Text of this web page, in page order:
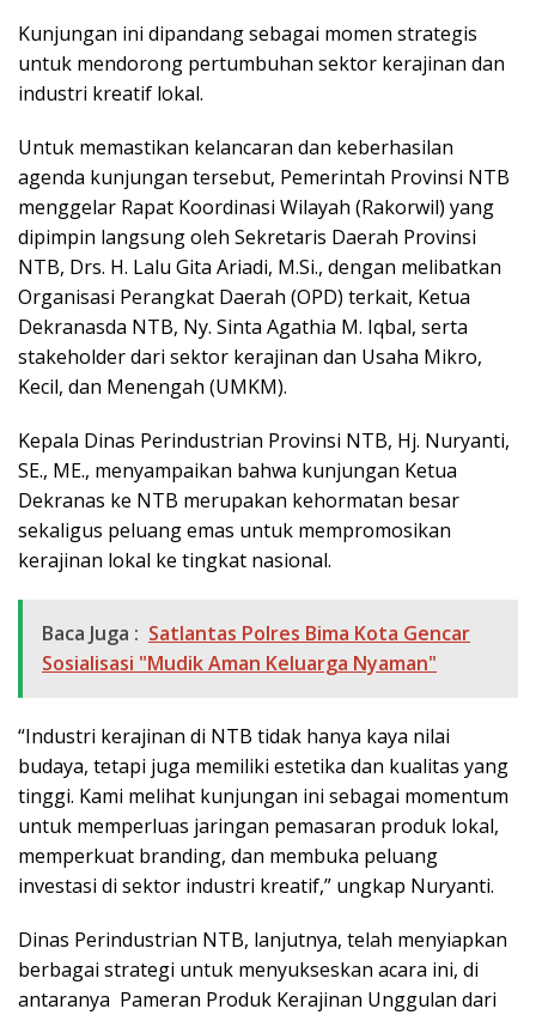
Kunjungan ini dipandang sebagai momen strategis
untuk mendorong pertumbuhan sektor kerajinan dan
industri kreatif lokal.
Untuk memastikan kelancaran dan keberhasilan
agenda kunjungan tersebut, Pemerintah Provinsi NTB
menggelar Rapat Koordinasi Wilayah (Rakorwil) yang
dipimpin langsung oleh Sekretaris Daerah Provinsi
NTB, Drs. H. Lalu Gita Ariadi, M.Si., dengan melibatkan
Organisasi Perangkat Daerah (OPD) terkait, Ketua
Dekranasda NTB, Ny. Sinta Agathia M. Iqbal, serta
stakeholder dari sektor kerajinan dan Usaha Mikro,
Kecil, dan Menengah (UMKM).
Kepala Dinas Perindustrian Provinsi NTB, Hj. Nuryanti,
SE., ME., menyampaikan bahwa kunjungan Ketua
Dekranas ke NTB merupakan kehormatan besar
sekaligus peluang emas untuk mempromosikan
kerajinan lokal ke tingkat nasional.
Baca Juga : Satlantas Polres Bima Kota Gencar
Sosialisasi "Mudik Aman Keluarga Nyaman"
“Industri kerajinan di NTB tidak hanya kaya nilai
budaya, tetapi juga memiliki estetika dan kualitas yang
tinggi. Kami melihat kunjungan ini sebagai momentum
untuk memperluas jaringan pemasaran produk lokal,
memperkuat branding, dan membuka peluang
investasi di sektor industri kreatif,” ungkap Nuryanti.
Dinas Perindustrian NTB, lanjutnya, telah menyiapkan
berbagai strategi untuk menyukseskan acara ini, di
antaranya Pameran Produk Kerajinan Unggulan dari